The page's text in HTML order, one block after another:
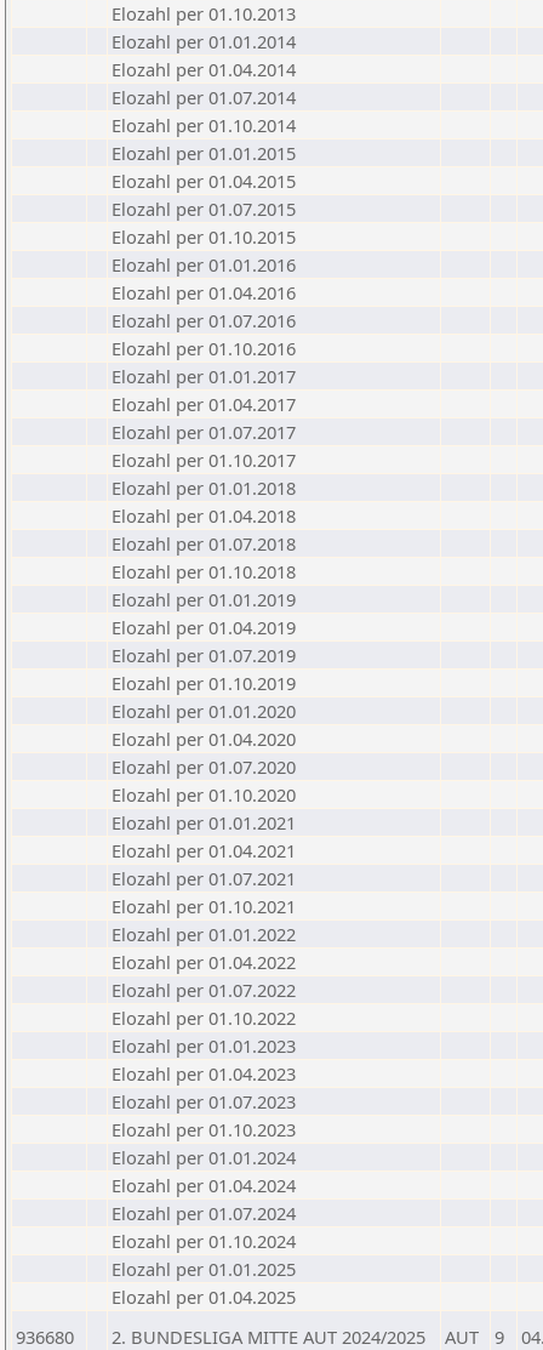
Elozahl per 01.10.2013
Elozahl per 01.01.2014
Elozahl per 01.04.2014
Elozahl per 01.07.2014
Elozahl per 01.10.2014
Elozahl per 01.01.2015
Elozahl per 01.04.2015
Elozahl per 01.07.2015
Elozahl per 01.10.2015
Elozahl per 01.01.2016
Elozahl per 01.04.2016
Elozahl per 01.07.2016
Elozahl per 01.10.2016
Elozahl per 01.01.2017
Elozahl per 01.04.2017
Elozahl per 01.07.2017
Elozahl per 01.10.2017
Elozahl per 01.01.2018
Elozahl per 01.04.2018
Elozahl per 01.07.2018
Elozahl per 01.10.2018
Elozahl per 01.01.2019
Elozahl per 01.04.2019
Elozahl per 01.07.2019
Elozahl per 01.10.2019
Elozahl per 01.01.2020
Elozahl per 01.04.2020
Elozahl per 01.07.2020
Elozahl per 01.10.2020
Elozahl per 01.01.2021
Elozahl per 01.04.2021
Elozahl per 01.07.2021
Elozahl per 01.10.2021
Elozahl per 01.01.2022
Elozahl per 01.04.2022
Elozahl per 01.07.2022
Elozahl per 01.10.2022
Elozahl per 01.01.2023
Elozahl per 01.04.2023
Elozahl per 01.07.2023
Elozahl per 01.10.2023
Elozahl per 01.01.2024
Elozahl per 01.04.2024
Elozahl per 01.07.2024
Elozahl per 01.10.2024
Elozahl per 01.01.2025
Elozahl per 01.04.2025
936680
2. BUNDESLIGA MITTE AUT 2024/2025 AUT 9